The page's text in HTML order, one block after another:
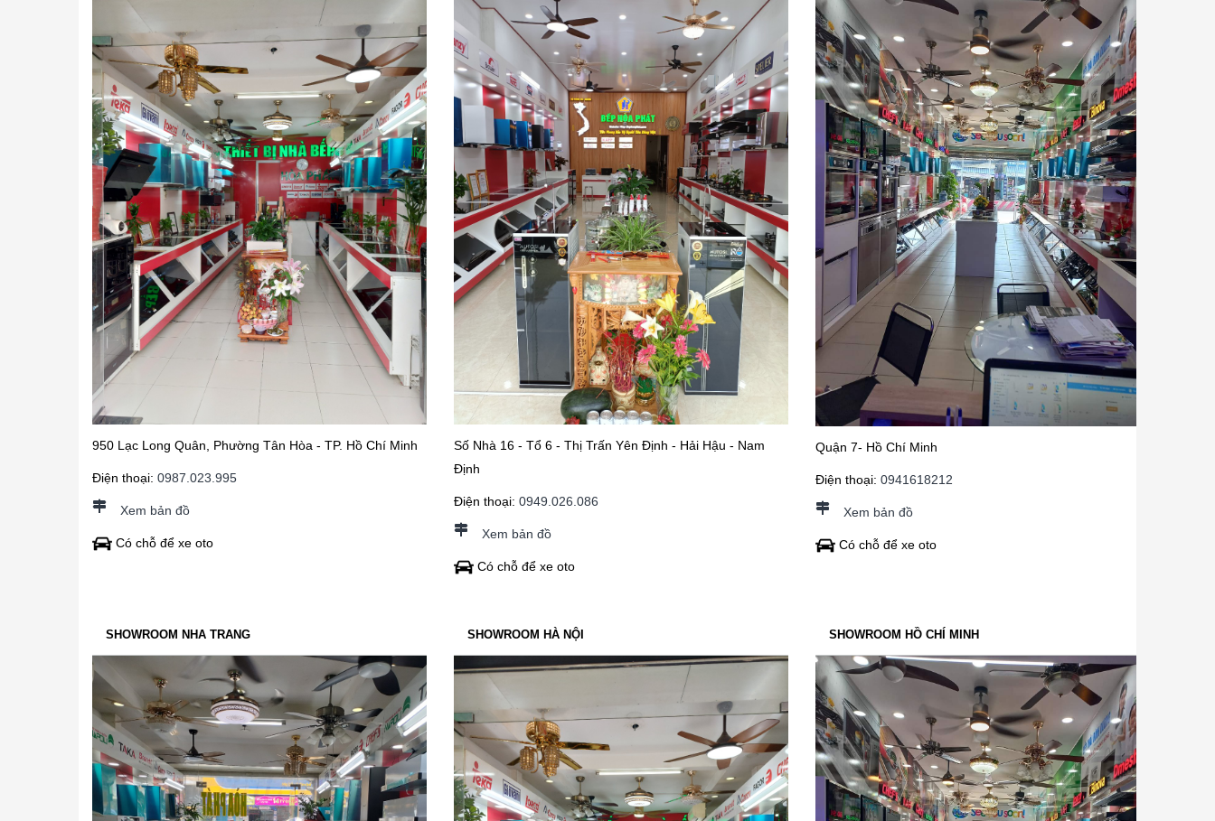
950 Lạc Long Quân, Phường Tân Hòa - TP. Hồ Chí Minh
Điện thoại: 0987.023.995
Xem bản đồ
Có chỗ để xe oto
Số Nhà 16 - Tổ 6 - Thị Trấn Yên Định - Hải Hậu - Nam
Định
Điện thoại: 0949.026.086
Xem bản đồ
Có chỗ để xe oto
Quận 7- Hồ Chí Minh
Điện thoại: 0941618212
Xem bản đồ
Có chỗ để xe oto
SHOWROOM NHA TRANG SHOWROOM HÀ NỘI SHOWROOM HỒ CHÍ MINH